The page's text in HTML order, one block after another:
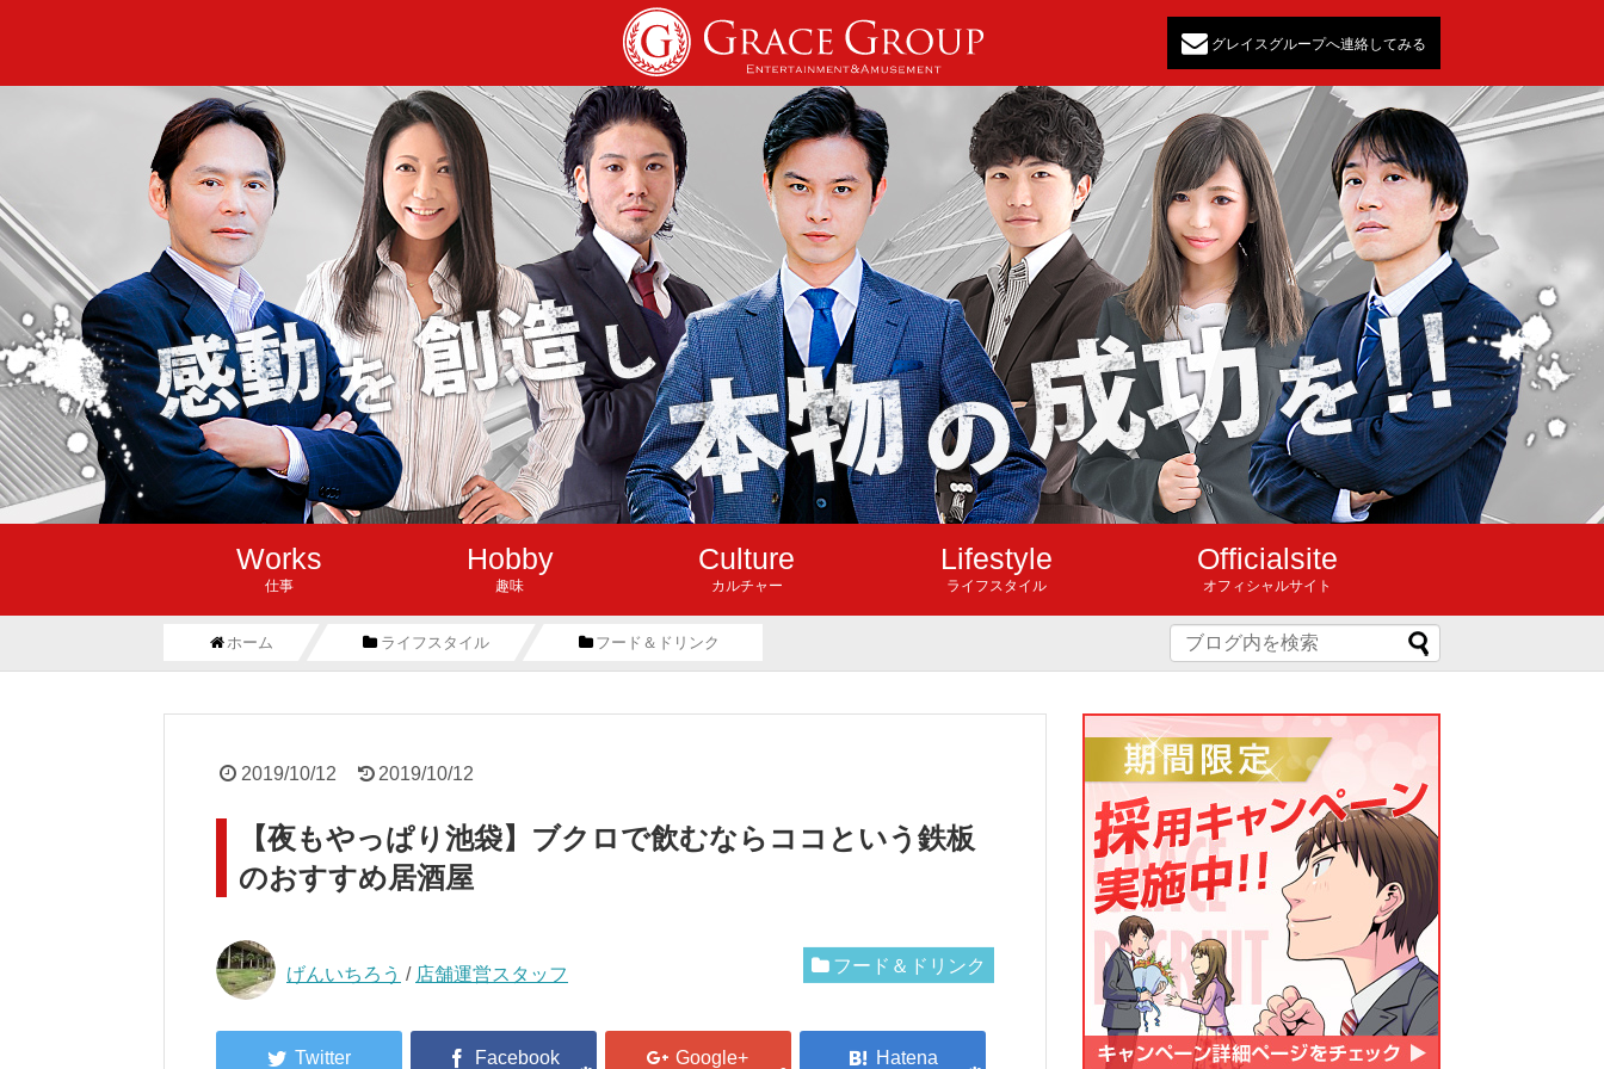
グレイスグループへ連絡してみる
Works
仕事
Hobby
趣味
Culture
カルチャー
Lifestyle
ライフスタイル
Officialsite
オフィシャルサイト
ホーム ライフスタイル フード＆ドリンク
2019/10/12 2019/10/12
【夜もやっぱり池袋】ブクロで飲むならココという鉄板
のおすすめ居酒屋
げんいちろう / 店舗運営スタッフ フード＆ドリンク